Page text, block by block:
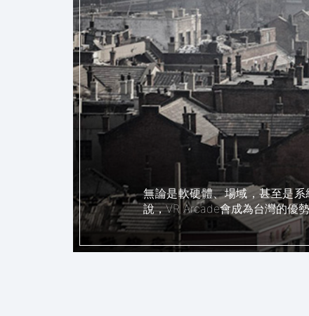
無論是軟硬體、場域，甚至是
說，VR Arcade會成為台灣的優